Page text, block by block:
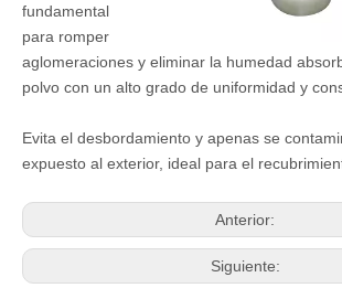
fundamental
para romper
aglomeraciones y eliminar la humedad
polvo con un alto grado de uniformidad y
Evita el desbordamiento y apenas se
expuesto al exterior, ideal para el
Anterior:
Siguiente: